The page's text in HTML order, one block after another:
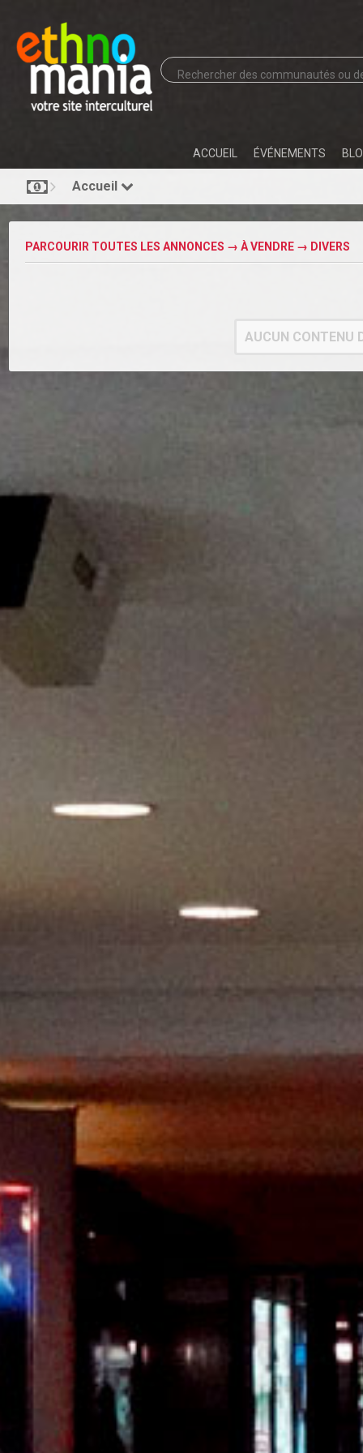
ACCUEIL ÉVÉNEMENTS
Accueil
PARCOURIR TOUTES LES ANNONCES → À VENDRE → DIVERS
AUCUN CONTENU